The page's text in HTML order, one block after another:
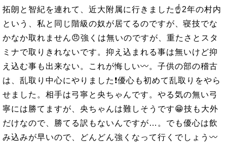
拓朗と智紀を連れて、近大附属に行きました☝2年の村内
という、私と同じ階級の奴が居てるのですが、寝技でな
かなか取れません😠強くは無いのですが、重たさとスタ
ミナで取りきれないです。抑え込まれる事は無いけど抑
え込む事も出来ない。これが悔しい〰。子供の部の稽古
は、乱取り中心にやりました❗優心も初めて乱取りをやら
せました。相手は弓寧と央ちゃんです。やる気の無い弓
寧には勝てますが、央ちゃんは難しそうです😁技も大外
だけなので、勝てる訳もないんですが…。でも優心は飲
み込みが早いので、どんどん強くなって行くでしょう〰